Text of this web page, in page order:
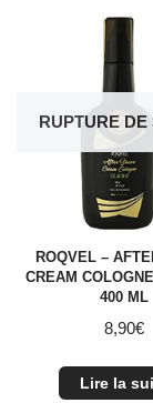
RUPTURE DE
ROQVEL –
CREAM
400 ML
8,90€
Lire la